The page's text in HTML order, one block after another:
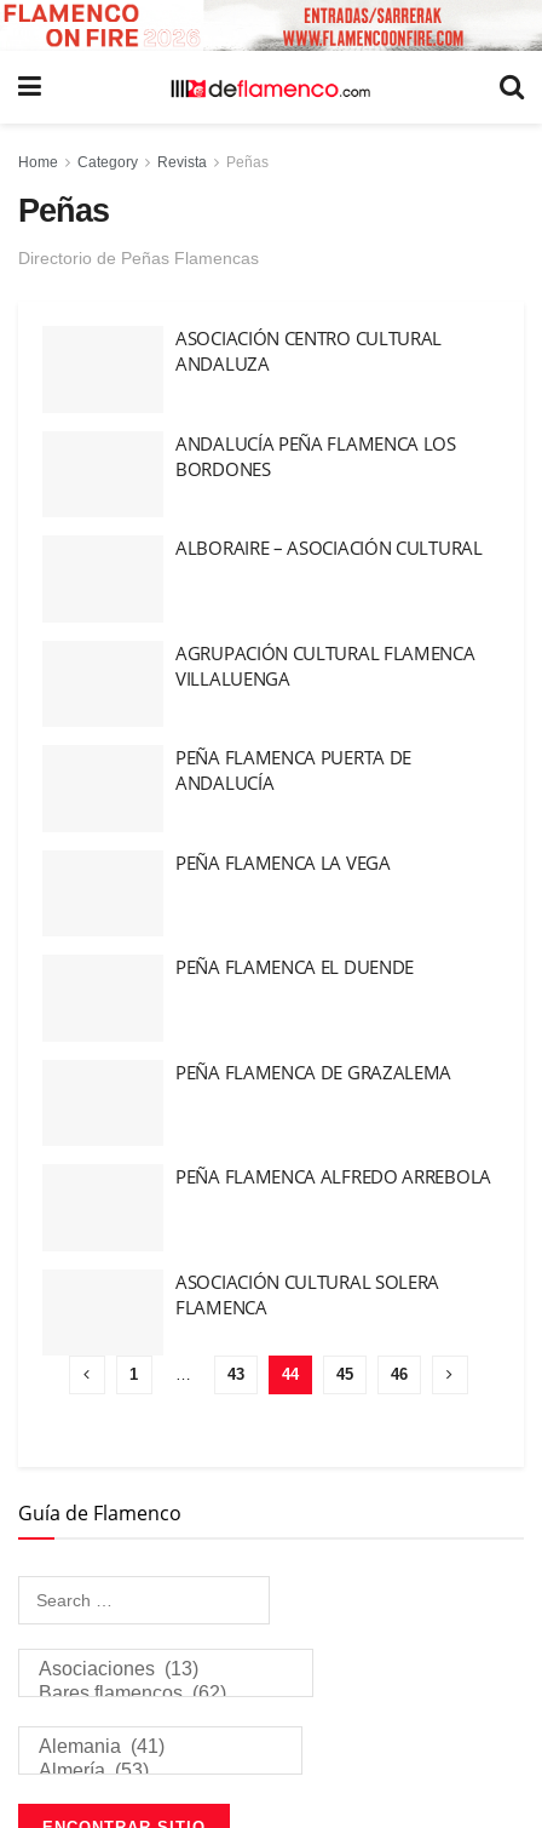
Home Category Revista Peñas
Peñas
Directorio de Peñas Flamencas
ASOCIACIÓN CENTRO CULTURAL
ANDALUZA
ANDALUCÍA PEÑA FLAMENCA LOS
BORDONES
ALBORAIRE – ASOCIACIÓN CULTURAL
AGRUPACIÓN CULTURAL FLAMENCA
VILLALUENGA
PEÑA FLAMENCA PUERTA DE
ANDALUCÍA
PEÑA FLAMENCA LA VEGA
PEÑA FLAMENCA EL DUENDE
PEÑA FLAMENCA DE GRAZALEMA
PEÑA FLAMENCA ALFREDO ARREBOLA
ASOCIACIÓN CULTURAL SOLERA
FLAMENCA
1 … 43 44 45 46
Guía de Flamenco